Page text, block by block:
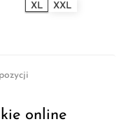
XL XXL
online